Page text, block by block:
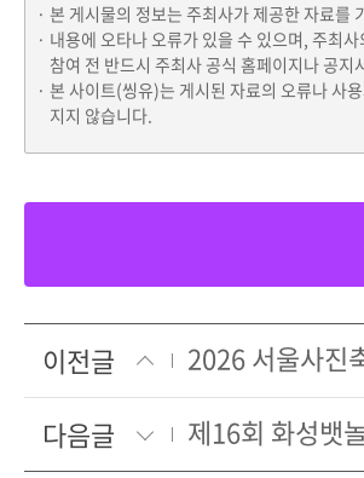
본 게시물의 정보는 주최사가 제공한 자료를
내용에 오타나 오류가 있을 수 있으며, 주최
참여 전 반드시 주최사 공식 홈페이지나 공
본 사이트(씽유)는 게시된 자료의 오류나 사
지지 않습니다.
이전글
다음글